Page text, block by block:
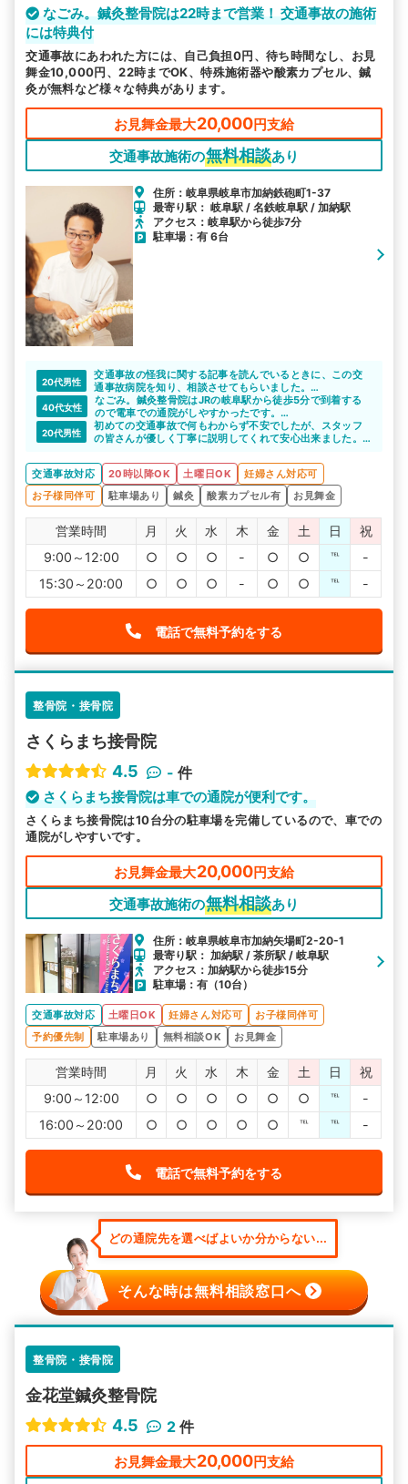
なごみ。鍼灸整骨院は22時まで営業！ 交通事故の施術
には特典付
交通事故にあわれた方には、自己負担0円、待ち時間なし、お見
舞金10,000円、22時までOK、特殊施術器や酸素カプセル、鍼
灸が無料など様々な特典があります。
お見舞金最大20,000円支給
交通事故施術の無料相談あり
住所：岐阜県岐阜市加納鉄砲町1-37
最寄り駅： 岐阜駅 / 名鉄岐阜駅 / 加納駅
アクセス：岐阜駅から徒歩7分
駐車場：有 6台
20代男性
交通事故の怪我に関する記事を読んでいるときに、この交
通事故病院を知り、相談させてもらいました。
駐車場完備なので、職場からも自宅からでも車で通院でき
て便利でした。治療の面でも、ベテランの先生に施術して
もらえたのでしっかり治りました。
40代女性
なごみ。鍼灸整骨院はJRの岐阜駅から徒歩5分で到着する
ので電車での通院がしやすかったです。
20時前まで営業していて仕事終わりも気軽に立ち寄れま
す。
20代男性
初めての交通事故で何もわからず不安でしたが、スタッフ
の皆さんが優しく丁寧に説明してくれて安心出来ました。
信頼出来ました。
交通事故対応 20時以降OK 土曜日OK
妊婦さん対応可
お子様同伴可
駐車場あり 鍼灸 酸素カプセル有 お見舞金
営業時間 月 火 水 木 金 土 日
祝
9:00～12:00
○ ○ ○ - ○ ○ ℡
-
15:30～20:00
○ ○ ○ - ○ ○ ℡ -
電話で無料予約をする
整骨院・接骨院
さくらまち接骨院
4.5
- 件
さくらまち接骨院は車での通院が便利です。
さくらまち接骨院は10台分の駐車場を完備しているので、車での
通院がしやすいです。
お見舞金最大20,000円支給
交通事故施術の無料相談あり
住所：岐阜県岐阜市加納矢場町2-20-1
最寄り駅： 加納駅 / 茶所駅 / 岐阜駅
アクセス：加納駅から徒歩15分
駐車場：有（10台）
交通事故対応 土曜日OK 妊婦さん対応可
お子様同伴可
予約優先制
駐車場あり 無料相談OK お見舞金
営業時間 月 火 水 木 金 土 日
祝
9:00～12:00
○ ○ ○ ○ ○ ○ ℡
-
16:00～20:00
○ ○ ○ ○ ○ ℡ ℡ -
電話で無料予約をする
どの通院先を選べばよいか分からない...
そんな時は無料相談窓口へ
整骨院・接骨院
金花堂鍼灸整骨院
4.5
2 件
お見舞金最大20,000円支給